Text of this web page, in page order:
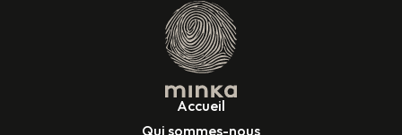
Accueil
Qui sommes-nous